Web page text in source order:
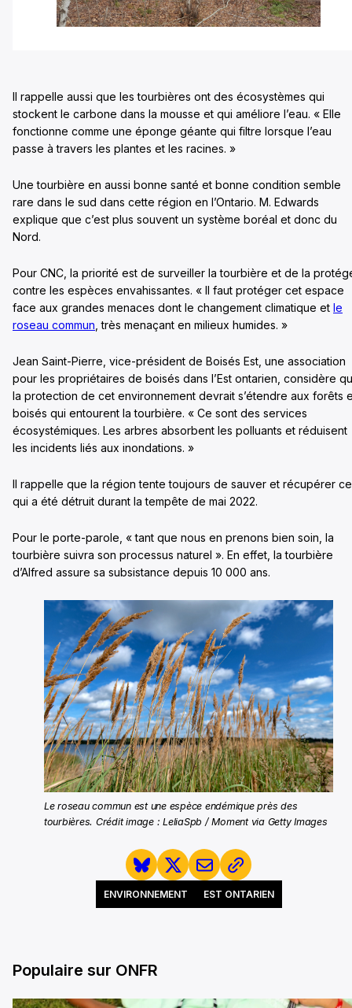
Il rappelle aussi que les tourbières ont des écosystèmes qui
stockent le carbone dans la mousse et qui améliore l’eau. « Elle
fonctionne comme une éponge géante qui filtre lorsque l’eau
passe à travers les plantes et les racines. »
Une tourbière en aussi bonne santé et bonne condition semble
rare dans le sud dans cette région en l’Ontario. M. Edwards
explique que c’est plus souvent un système boréal et donc du
Nord.
Pour CNC, la priorité est de surveiller la tourbière et de la
contre les espèces envahissantes. « Il faut protéger cet espace
face aux grandes menaces dont le changement climatique et le
roseau commun , très menaçant en milieux humides. »
Jean Saint-Pierre, vice-président de Boisés Est, une association
pour les propriétaires de boisés dans l’Est ontarien, considère
la protection de cet environnement devrait s’étendre aux forêts
boisés qui entourent la tourbière. « Ce sont des services
écosystémiques. Les arbres absorbent les polluants et réduisent
les incidents liés aux inondations. »
Il rappelle que la région tente toujours de sauver et récupérer ce
qui a été détruit durant la tempête de mai 2022.
Pour le porte-parole, « tant que nous en prenons bien soin, la
tourbière suivra son processus naturel ». En effet, la tourbière
d’Alfred assure sa subsistance depuis 10 000 ans.
Le roseau commun est une espèce endémique près des
tourbières. Crédit image : LeliaSpb / Moment via Getty Images
ENVIRONNEMENT EST ONTARIEN
Populaire sur ONFR